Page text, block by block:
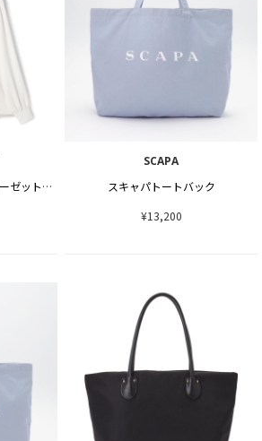
【Lサイズ】パウダリージョーゼットブラウス
SCAPA
スキャパトートバック
¥13,200